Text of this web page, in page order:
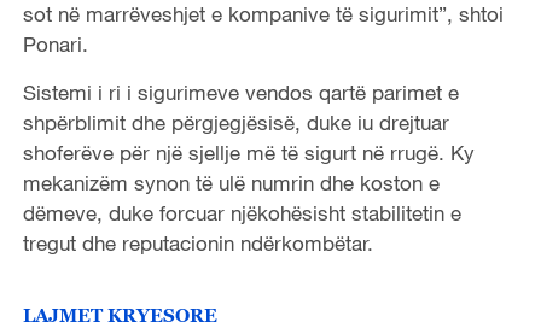
sot në marrëveshjet e kompanive të sigurimit”, shtoi
Ponari.
Sistemi i ri i sigurimeve vendos qartë parimet e
shpërblimit dhe përgjegjësisë, duke iu drejtuar
shoferëve për një sjellje më të sigurt në rrugë. Ky
mekanizëm synon të ulë numrin dhe koston e
dëmeve, duke forcuar njëkohësisht stabilitetin e
tregut dhe reputacionin ndërkombëtar.
LAJMET KRYESORE